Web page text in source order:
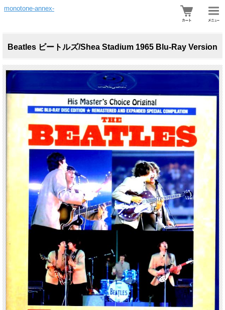
monotone-annex-
Beatles ビートルズ/Shea Stadium 1965 Blu-Ray Version